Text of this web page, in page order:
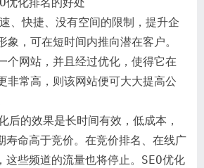
化排名的好处
快捷、没有空间的限制，提升企
象，可在短时间内推向潜在客户。
个网站，并且经过优化，使得它在
非常高，则该网站便可大大提高公
的效果是长时间有效，低成本，
寿命高于竞价。在竞价排名、在线广
这些频道的流量也将停止。SEO优化